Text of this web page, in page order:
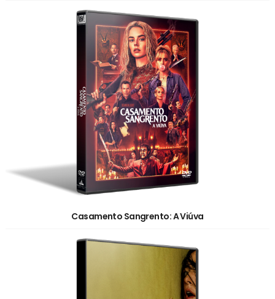
Casamento Sangrento: A Viúva